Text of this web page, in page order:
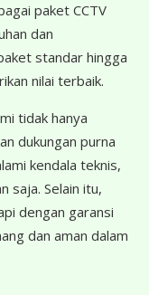
paket CCTV
dan
standar hingga
nilai terbaik.
tidak hanya
dukungan purna
kendala teknis,
saja. Selain itu,
dengan garansi
dan aman dalam